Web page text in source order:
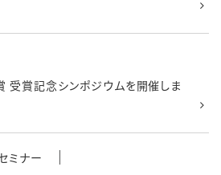
受賞記念シンポジウムを開催しま
ミナー